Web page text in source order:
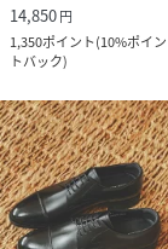
14,850円
1,350ポイント(10%ポイン
トバック)